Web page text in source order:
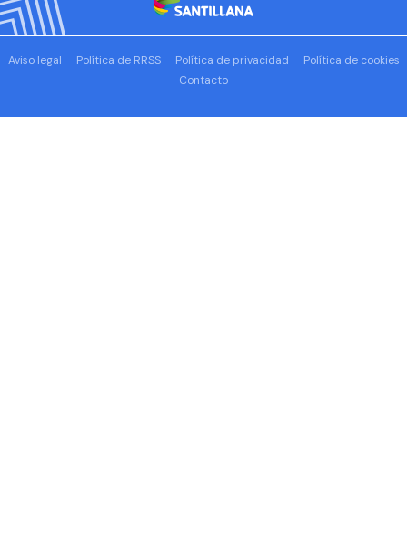
Aviso legal Política de RRSS Política de privacidad
Política de cookies
Contacto